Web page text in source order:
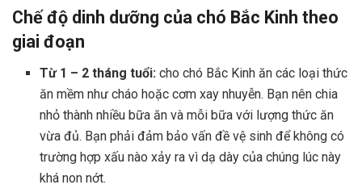
Chế độ dinh dưỡng của chó Bắc Kinh theo
giai đoạn
Từ 1 – 2 tháng tuổi: cho chó Bắc Kinh ăn các loại thức
ăn mềm như cháo hoặc cơm xay nhuyễn. Bạn nên chia
nhỏ thành nhiều bữa ăn và mỗi bữa với lượng thức ăn
vừa đủ. Bạn phải đảm bảo vấn đề vệ sinh để không có
trường hợp xấu nào xảy ra vì dạ dày của chúng lúc này
khá non nớt.